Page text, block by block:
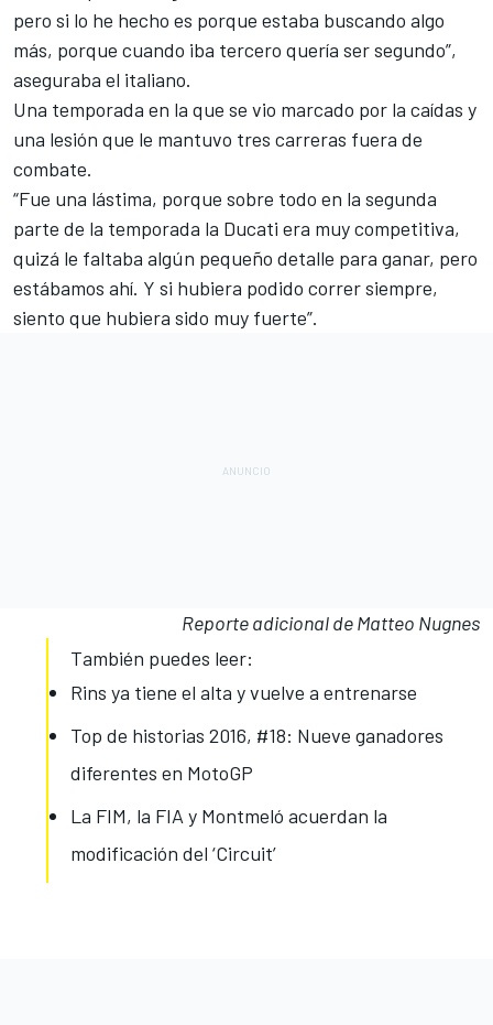
pero si lo he hecho es porque estaba buscando algo
más, porque cuando iba tercero quería ser segundo”,
aseguraba el italiano.
Una temporada en la que se vio marcado por la caídas y
una lesión que le mantuvo tres carreras fuera de
combate.
“Fue una lástima, porque sobre todo en la segunda
parte de la temporada la Ducati era muy competitiva,
quizá le faltaba algún pequeño detalle para ganar, pero
estábamos ahí. Y si hubiera podido correr siempre,
siento que hubiera sido muy fuerte”.
Reporte adicional de Matteo Nugnes
También puedes leer:
Rins ya tiene el alta y vuelve a entrenarse
Top de historias 2016, #18: Nueve ganadores
diferentes en MotoGP
La FIM, la FIA y Montmeló acuerdan la
modificación del ‘Circuit’